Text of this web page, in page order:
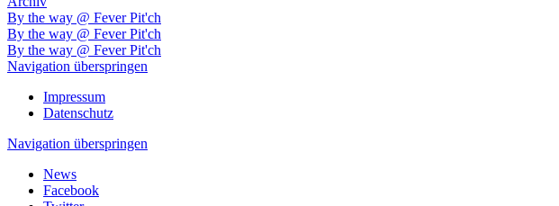
By the way @ Fever Pit'ch
By the way @ Fever Pit'ch
By the way @ Fever Pit'ch
Navigation überspringen
Impressum
Datenschutz
Navigation überspringen
News
Facebook